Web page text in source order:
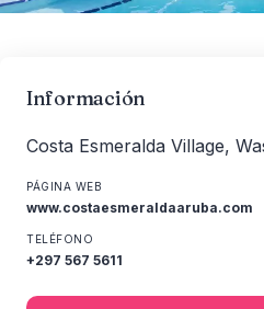
Información
Costa Esmeralda Village,
PÁGINA WEB
www.costaesmeraldaaruba.com
TELÉFONO
+297 567 5611